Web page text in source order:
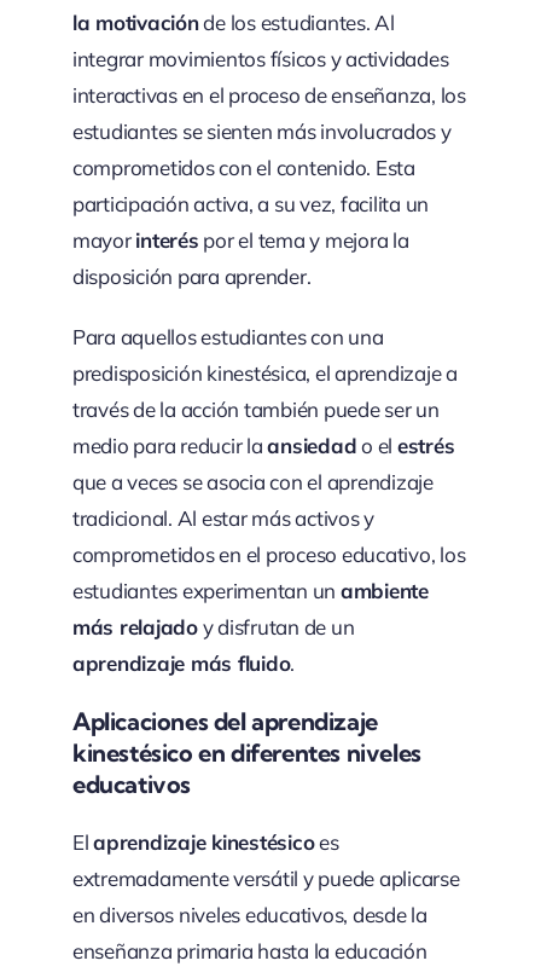
la motivaciónde los estudiantes. Al
integrar movimientos físicos y actividades
interactivas en el proceso de enseñanza, los
estudiantes se sienten más involucrados y
comprometidos con el contenido. Esta
participación activa, a su vez, facilita un
mayorinterés por el tema y mejora la
disposición para aprender.
Para aquellos estudiantes con una
predisposición kinestésica, el aprendizaje a
través de la acción también puede ser un
medio para reducir laansiedado el estrés
que a veces se asocia con el aprendizaje
tradicional. Al estar más activos y
comprometidos en el proceso educativo, los
estudiantes experimentan un ambiente
más relajadoy disfrutan de un
aprendizaje más fluido.
Aplicaciones del aprendizaje
kinestésico en diferentes niveles
educativos
Elaprendizaje kinestésicoes
extremadamente versátil y puede aplicarse
en diversos niveles educativos, desde la
enseñanza primaria hasta la educación